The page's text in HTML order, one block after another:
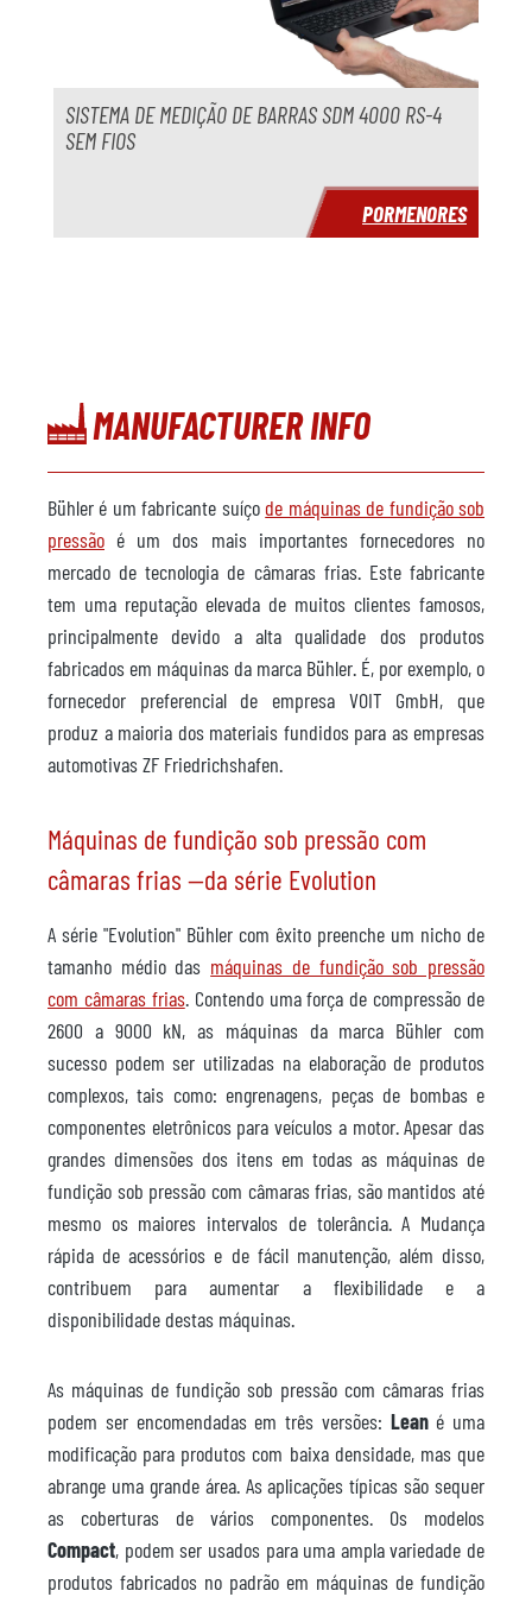
Prazo de entrega
imediatamente
Preço
SISTEMA DE MEDIÇÃO DE BARRAS SDM 4000 RS-4
SEM FIOS
PORMENORES
MANUFACTURER INFO
Bühler é um fabricante suíço de máquinas de fundição sob
pressão é um dos mais importantes fornecedores no
mercado de tecnologia de câmaras frias. Este fabricante
tem uma reputação elevada de muitos clientes famosos,
principalmente devido a alta qualidade dos produtos
fabricados em máquinas da marca Bühler. É, por exemplo, o
fornecedor preferencial de empresa VOIT GmbH, que
produz a maioria dos materiais fundidos para as empresas
automotivas ZF Friedrichshafen.
Máquinas de fundição sob pressão com
câmaras frias —da série Evolution
A série "Evolution" Bühler com êxito preenche um nicho de
tamanho médio das máquinas de fundição sob pressão
com câmaras frias. Contendo uma força de compressão de
2600 a 9000 kN, as máquinas da marca Bühler com
sucesso podem ser utilizadas na elaboração de produtos
complexos, tais como: engrenagens, peças de bombas e
componentes eletrônicos para veículos a motor. Apesar das
grandes dimensões dos itens em todas as máquinas de
fundição sob pressão com câmaras frias, são mantidos até
mesmo os maiores intervalos de tolerância. A Mudança
rápida de acessórios e de fácil manutenção, além disso,
contribuem para aumentar a flexibilidade e a
disponibilidade destas máquinas.
As máquinas de fundição sob pressão com câmaras frias
podem ser encomendadas em três versões: Leané uma
modificação para produtos com baixa densidade, mas que
abrange uma grande área. As aplicações típicas são sequer
as coberturas de vários componentes. Os modelos
Compact, podem ser usados para uma ampla variedade de
produtos fabricados no padrão em máquinas de fundição